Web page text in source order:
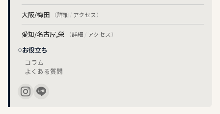
大阪/梅田 （詳細 / アクセス）
愛知/名古屋,栄 （詳細 / アクセス）
お役立ち
コラム
よくある質問